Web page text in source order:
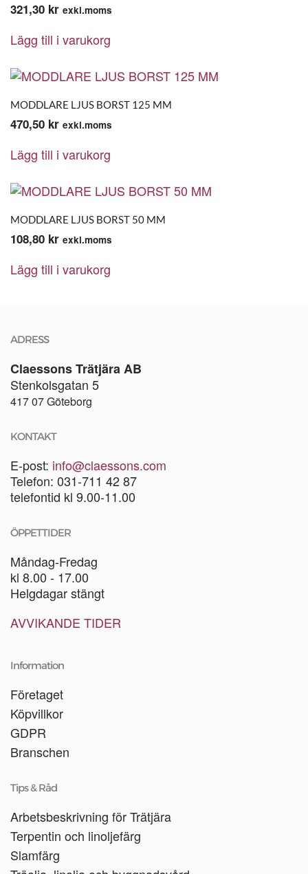
321,30 kr exkl.moms
Lägg till i varukorg
MODDLARE LJUS BORST 125 MM
470,50 kr exkl.moms
Lägg till i varukorg
MODDLARE LJUS BORST 50 MM
108,80 kr exkl.moms
Lägg till i varukorg
ADRESS
Claessons Trätjära AB
Stenkolsgatan 5
417 07 Göteborg
KONTAKT
E-post: info@claessons.com
Telefon: 031-711 42 87
telefontid kl 9.00-11.00
ÖPPETTIDER
Måndag-Fredag
kl 8.00 - 17.00
Helgdagar stängt
AVVIKANDE TIDER
Information
Företaget
Köpvillkor
GDPR
Branschen
Tips & Råd
Arbetsbeskrivning för Trätjära
Terpentin och linoljefärg
Slamfärg